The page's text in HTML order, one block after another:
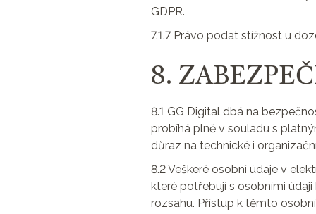
GDPR.
7.1.7 Právo podat stížnost u
8.
8.1 GG Digital dbá na
probíhá plně v souladu s
důraz na technické i
8.2 Veškeré osobní údaje v
které potřebují s osobními
rozsahu. Přístup k těmto